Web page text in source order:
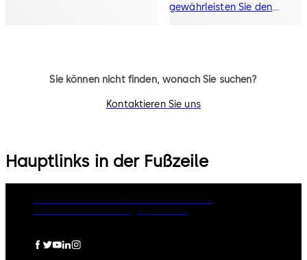
gewährleisten Sie den
Sie können nicht finden, wonach Sie suchen?
Kontaktieren Sie uns
Hauptlinks in der Fußzeile